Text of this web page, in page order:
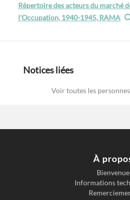
Répertoire des acteurs du marché
l'Occupation, 1940-1945, RAMA
Notices liées
Voir toutes les personnes
À
Bienvenue
Informations